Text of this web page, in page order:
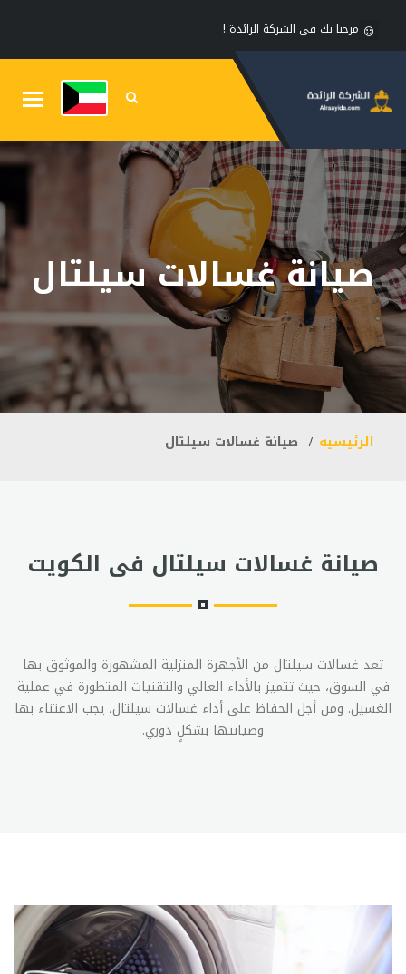
مرحبا بك فى الشركة الرائدة !
صيانة غسالات سيلتال
الرئيسيه صيانة غسالات سيلتال
صيانة غسالات سيلتال فى الكويت
تعد غسالات سيلتال من الأجهزة المنزلية المشهورة والموثوق بها
في السوق، حيث تتميز بالأداء العالي والتقنيات المتطورة في عملية
الغسيل. ومن أجل الحفاظ على أداء غسالات سيلتال، يجب الاعتناء بها
وصيانتها بشكلٍ دوري.